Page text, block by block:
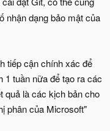
nhận dạng bảo mật của
tiếp cận chính xác để
1 tuần nữa để tạo ra các
quả là các kịch bản cho
phân của Microsoft"